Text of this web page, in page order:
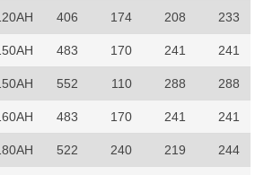
406 174 208 233
483 170 241 241
552 110 288 288
483 170 241 241
522 240 219 244